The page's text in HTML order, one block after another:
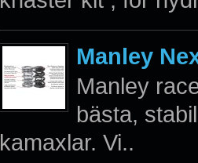
Manley
Manley
bästa,
kamaxlar. Vi..